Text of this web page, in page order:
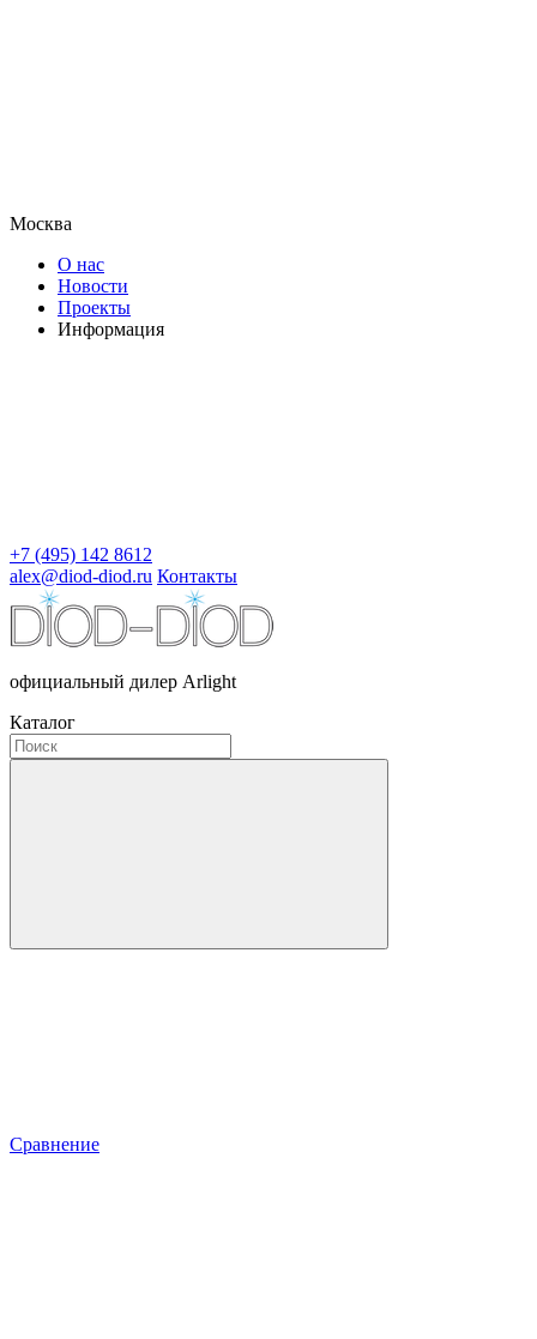
Москва
О нас
Новости
Проекты
Информация
+7 (495) 142 8612
alex@diod-diod.ru Контакты
официальный дилер Arlight
Каталог
Сравнение